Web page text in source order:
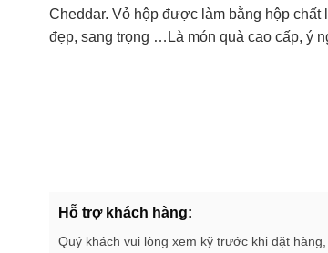
Cheddar. Vỏ hộp được làm bằng hộp chất
đẹp, sang trọng …Là món quà cao cấp, ý
Hỗ trợ khách hàng:
Quý khách vui lòng xem kỹ trước khi đặt